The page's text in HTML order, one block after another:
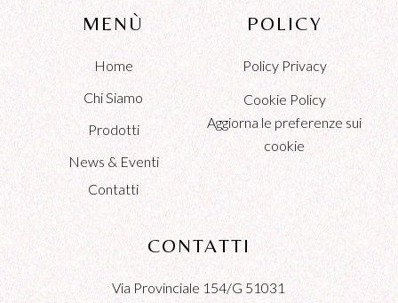
MENÙ
Home
Chi Siamo
Prodotti
News & Eventi
Contatti
POLICY
Policy Privacy
Cookie Policy
Aggiorna le preferenze sui
cookie
CONTATTI
Via Provinciale 154/G 51031